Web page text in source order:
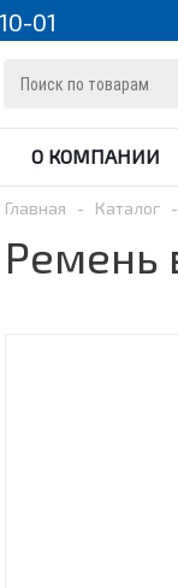
01
О КОМПАНИИ
Главная - Каталог -
Ремень